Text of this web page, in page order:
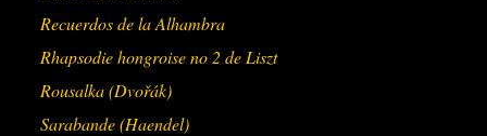
Recuerdos de la Alhambra
Rhapsodie hongroise no 2 de Liszt
Rousalka (Dvořák)
Sarabande (Haendel)